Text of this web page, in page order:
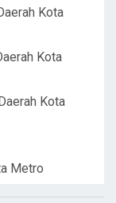
Kota
Kota
Kota
Metro